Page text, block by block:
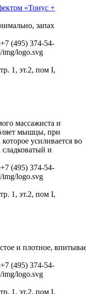
«Тонус +
запах
+7 (495) 374-54-
img/logo.svg
1, эт.2, пом I,
массажиста и
мышцы, при
усиливается во
и
+7 (495) 374-54-
img/logo.svg
1, эт.2, пом I,
и плотное,
+7 (495) 374-54-
img/logo.svg
1, эт.2, пом I,